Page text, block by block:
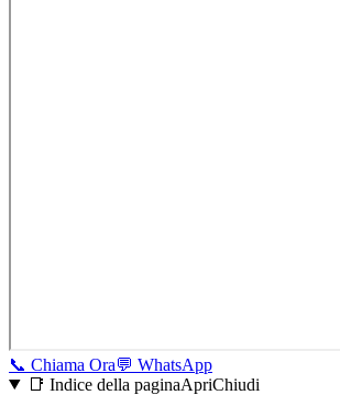
📞 Chiama Ora💬 WhatsApp
📑 Indice della paginaApriChiudi